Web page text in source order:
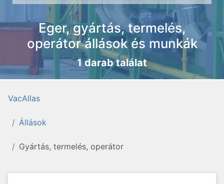
Eger, gyártás, termelés,
operátor állások és munkák
1 darab találat
VacAllas
Állások
Gyártás, termelés, operátor